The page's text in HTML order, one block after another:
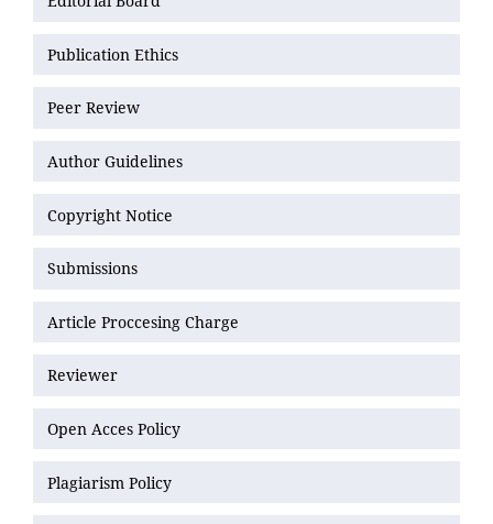
Publication Ethics
Peer Review
Author Guidelines
Copyright Notice
Submissions
Article Proccesing Charge
Reviewer
Open Acces Policy
Plagiarism Policy